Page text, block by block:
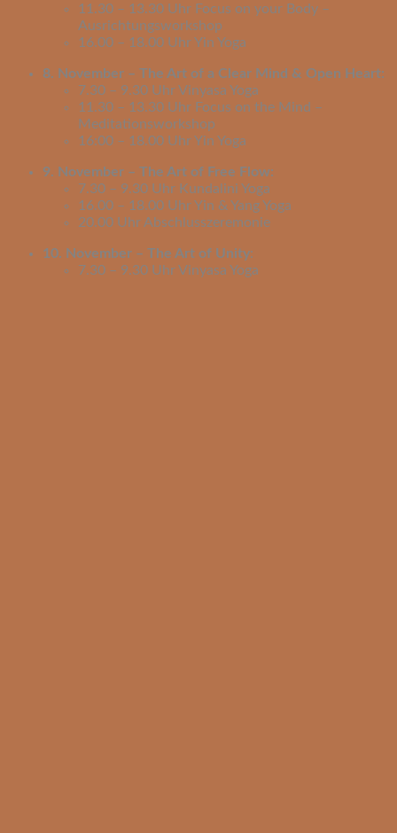
11.30 – 13.30 Uhr Focus on your Body –
Ausrichtungsworkshop
16.00 – 18.00 Uhr Yin Yoga
8. November – The Art of a Clear Mind & Open Heart:
7.30 – 9.30 Uhr Vinyasa Yoga
11.30 – 13.30 Uhr Focus on the Mind –
Meditationsworkshop
16:00 – 18.00 Uhr Yin Yoga
9. November – The Art of Free Flow:
7.30 – 9.30 Uhr Kundalini Yoga
16.00 – 18.00 Uhr Yin & Yang Yoga
20.00 Uhr Abschlusszeremonie
10. November – The Art of Unity:
7.30 – 9.30 Uhr Vinyasa Yoga